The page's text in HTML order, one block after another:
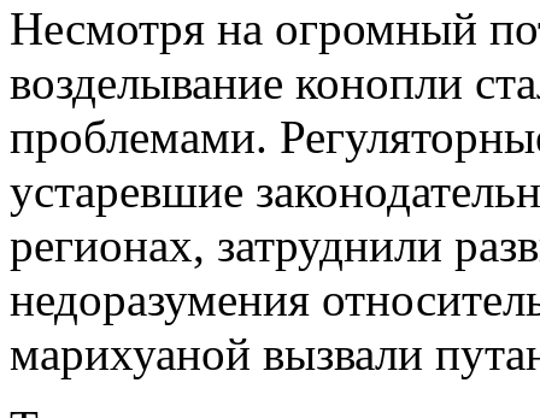
Несмотря на огромный
возделывание конопли
проблемами.
устаревшие
регионах, затруднили
недоразумения
марихуаной вызвали